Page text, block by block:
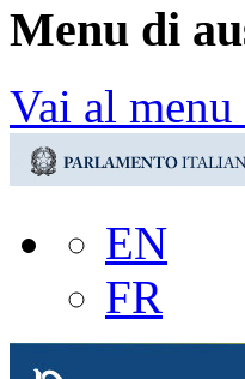
Menu di
Vai al
EN
FR